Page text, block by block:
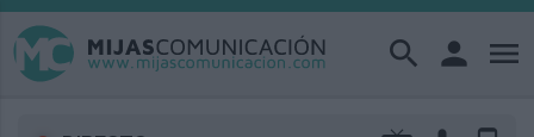
search person menu